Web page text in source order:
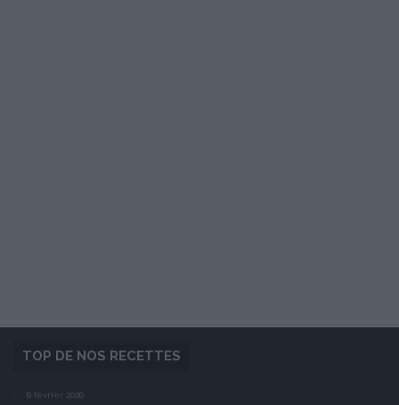
TOP DE NOS RECETTES
6 février 2026